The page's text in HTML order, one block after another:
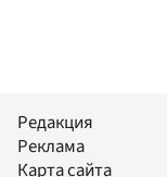
Редакция
Реклама
Карта сайта